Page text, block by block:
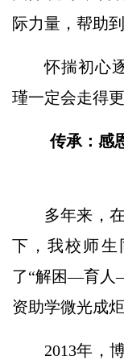
际力量，帮助
怀揣初心
瑾一定会走得
传承：感
多年来，
下，我校师生
了“解困—育人
资助学微光成
2013年，